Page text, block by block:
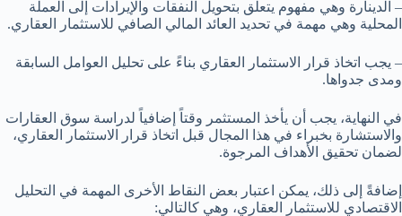
– الدينارة وهي مفهوم يتعلق بتحويل النفقات والإيرادات إلى العملة
المحلية وهي مهمة في تحديد العائد المالي الصافي للاستثمار العقاري.
– يجب اتخاذ قرار الاستثمار العقاري بناءً على تحليل العوامل السابقة
ومدى جدواها.
في النهاية، يجب أن يأخذ المستثمر وقتاً إضافياً لدراسة سوق العقارات
والاستشارة بخبراء في هذا المجال قبل اتخاذ قرار الاستثمار العقاري،
لضمان تحقيق الأهداف المرجوة.
إضافةً إلى ذلك، يمكن اعتبار بعض النقاط الأخرى المهمة في التحليل
الاقتصادي للاستثمار العقاري، وهي كالتالي: